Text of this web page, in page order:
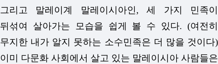
그리고 말레이계 말레이시아인, 세 가지 민족이
뒤섞여 살아가는 모습을 쉽게 볼 수 있다. (여전히
무지한 내가 알지 못하는 소수민족은 더 많을 것이다)
이미 다문화 사회에서 살고 있는 말레이시아 사람들은